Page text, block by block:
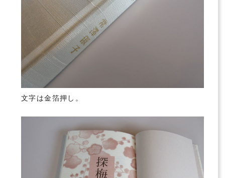
文字は金箔押し。